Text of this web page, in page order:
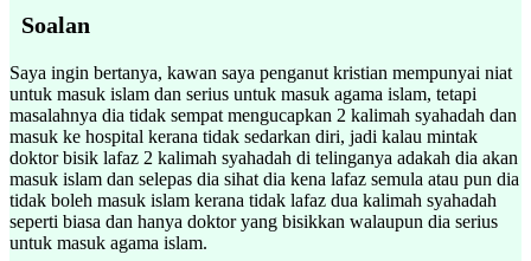
Soalan
Saya ingin bertanya, kawan saya penganut kristian mempunyai niat
untuk masuk islam dan serius untuk masuk agama islam, tetapi
masalahnya dia tidak sempat mengucapkan 2 kalimah syahadah dan
masuk ke hospital kerana tidak sedarkan diri, jadi kalau mintak
doktor bisik lafaz 2 kalimah syahadah di telinganya adakah dia akan
masuk islam dan selepas dia sihat dia kena lafaz semula atau pun dia
tidak boleh masuk islam kerana tidak lafaz dua kalimah syahadah
seperti biasa dan hanya doktor yang bisikkan walaupun dia serius
untuk masuk agama islam.